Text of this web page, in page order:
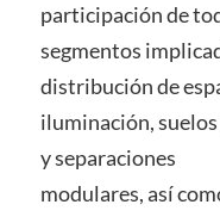
participación de
segmentos
distribución de
iluminación,
y separaciones
modulares, así